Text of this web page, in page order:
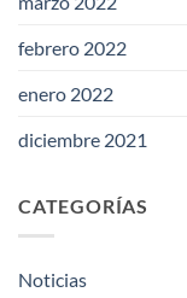
febrero 2022
enero 2022
diciembre 2021
CATEGORÍAS
Noticias